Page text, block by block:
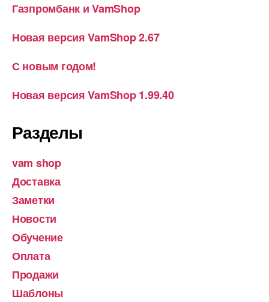
Газпромбанк и VamShop
Новая версия VamShop 2.67
С новым годом!
Новая версия VamShop 1.99.40
Разделы
vam shop
Доставка
Заметки
Новости
Обучение
Оплата
Продажи
Шаблоны